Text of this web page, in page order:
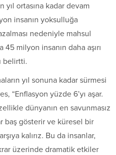
yıl ortasına kadar devam
insanın yoksulluğa
nedeniyle mahsul
milyon insanın daha aşırı
belirtti.
yıl sonuna kadar sürmesi
“Enflasyon yüzde 6’yı aşar.
dünyanın en savunmasız
baş gösterir ve küresel bir
kalırız. Bu da insanlar,
üzerinde dramatik etkiler